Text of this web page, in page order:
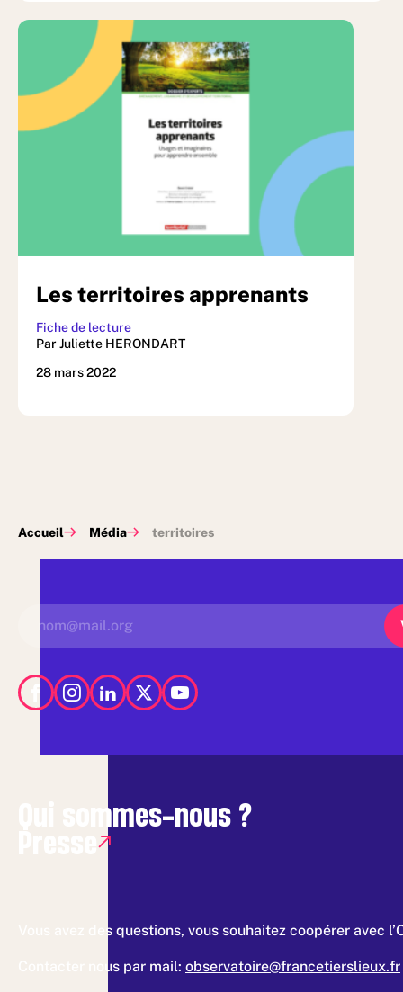
Les territoires apprenants
Fiche de lecture
Par Juliette HERONDART
28 mars 2022
Accueil Média territoires
Qui sommes-nous ?
Vous avez des questions, vous souhaitez coopérer avec
Contacter nous par mail: observatoire@francetierslieux.fr